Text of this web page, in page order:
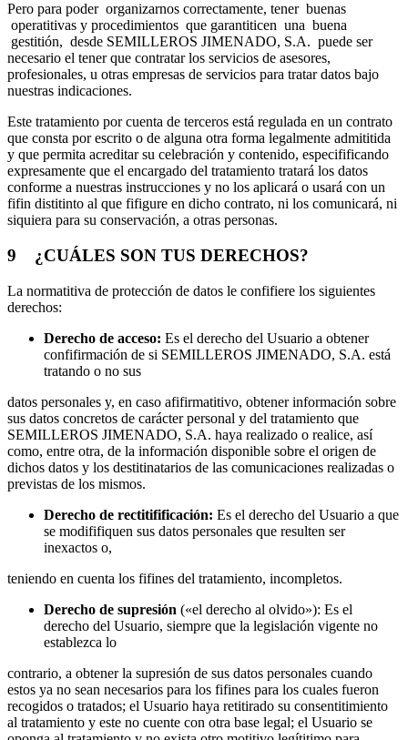
Pero para poder organizarnos correctamente, tener buenas
operatitivas y procedimientos que garantiticen una buena
gestitión, desde SEMILLEROS JIMENADO, S.A. puede ser
necesario el tener que contratar los servicios de asesores,
profesionales, u otras empresas de servicios para tratar datos bajo
nuestras indicaciones.
Este tratamiento por cuenta de terceros está regulada en un contrato
que consta por escrito o de alguna otra forma legalmente admititida
y que permita acreditar su celebración y contenido, especifificando
expresamente que el encargado del tratamiento tratará los datos
conforme a nuestras instrucciones y no los aplicará o usará con un
fifin distitinto al que fifigure en dicho contrato, ni los comunicará, ni
siquiera para su conservación, a otras personas.
9 ¿CUÁLES SON TUS DERECHOS?
La normatitiva de protección de datos le confifiere los siguientes
derechos:
Derecho de acceso: Es el derecho del Usuario a obtener
confifirmación de si SEMILLEROS JIMENADO, S.A. está
tratando o no sus
datos personales y, en caso afifirmatitivo, obtener información sobre
sus datos concretos de carácter personal y del tratamiento que
SEMILLEROS JIMENADO, S.A. haya realizado o realice, así
como, entre otra, de la información disponible sobre el origen de
dichos datos y los destitinatarios de las comunicaciones realizadas o
previstas de los mismos.
Derecho de rectitifificación: Es el derecho del Usuario a que
se modififiquen sus datos personales que resulten ser
inexactos o,
teniendo en cuenta los fifines del tratamiento, incompletos.
Derecho de supresión («el derecho al olvido»): Es el
derecho del Usuario, siempre que la legislación vigente no
establezca lo
contrario, a obtener la supresión de sus datos personales cuando
estos ya no sean necesarios para los fifines para los cuales fueron
recogidos o tratados; el Usuario haya retitirado su consentitimiento
al tratamiento y este no cuente con otra base legal; el Usuario se